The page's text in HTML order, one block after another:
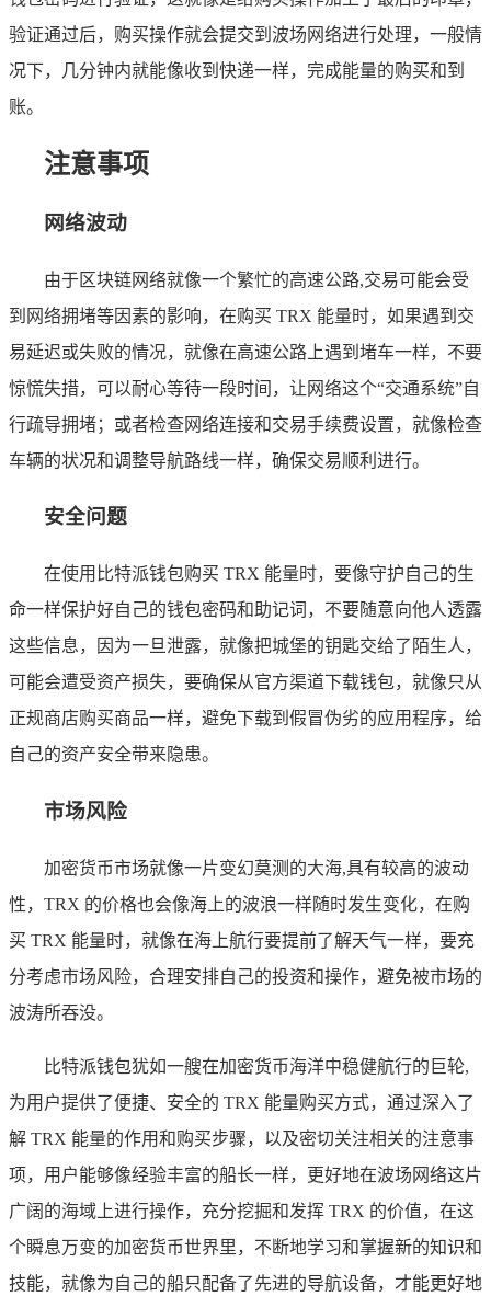
验证通过后，购买操作就会提交到波场网络进行处理，一般情
况下，几分钟内就能像收到快递一样，完成能量的购买和到
账。
注意事项
网络波动
由于区块链网络就像一个繁忙的高速公路,交易可能会受
到网络拥堵等因素的影响，在购买 TRX 能量时，如果遇到交
易延迟或失败的情况，就像在高速公路上遇到堵车一样，不要
惊慌失措，可以耐心等待一段时间，让网络这个“交通系统”自
行疏导拥堵；或者检查网络连接和交易手续费设置，就像检查
车辆的状况和调整导航路线一样，确保交易顺利进行。
安全问题
在使用比特派钱包购买 TRX 能量时，要像守护自己的生
命一样保护好自己的钱包密码和助记词，不要随意向他人透露
这些信息，因为一旦泄露，就像把城堡的钥匙交给了陌生人，
可能会遭受资产损失，要确保从官方渠道下载钱包，就像只从
正规商店购买商品一样，避免下载到假冒伪劣的应用程序，给
自己的资产安全带来隐患。
市场风险
加密货币市场就像一片变幻莫测的大海,具有较高的波动
性，TRX 的价格也会像海上的波浪一样随时发生变化，在购
买 TRX 能量时，就像在海上航行要提前了解天气一样，要充
分考虑市场风险，合理安排自己的投资和操作，避免被市场的
波涛所吞没。
比特派钱包犹如一艘在加密货币海洋中稳健航行的巨轮,
为用户提供了便捷、安全的 TRX 能量购买方式，通过深入了
解 TRX 能量的作用和购买步骤，以及密切关注相关的注意事
项，用户能够像经验丰富的船长一样，更好地在波场网络这片
广阔的海域上进行操作，充分挖掘和发挥 TRX 的价值，在这
个瞬息万变的加密货币世界里，不断地学习和掌握新的知识和
技能，就像为自己的船只配备了先进的导航设备，才能更好地